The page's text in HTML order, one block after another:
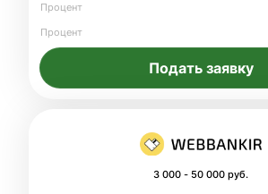
Процент
Процент
Подать заявку
3 000 - 50 000 руб.